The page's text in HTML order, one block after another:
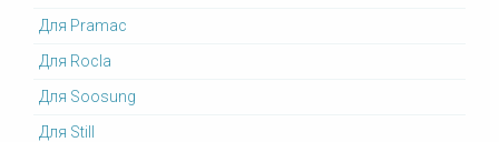
Для Pramac
Для Rocla
Для Soosung
Для Still